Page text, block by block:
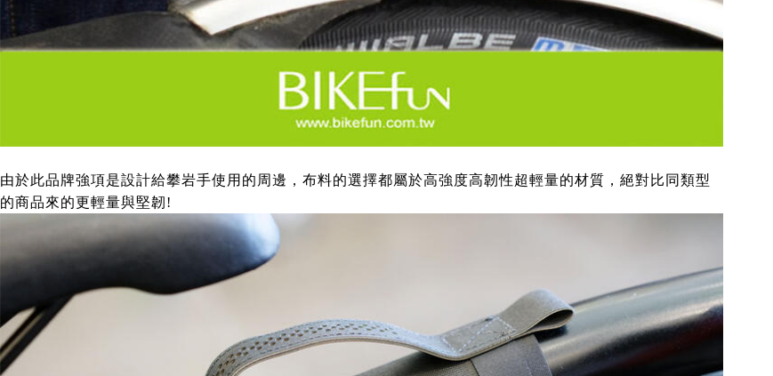
由於此品牌強項是設計給攀岩手使用的周邊，布料的選擇都屬於高強度高韌性超輕量的材質，絕對比同類型
的商品來的更輕量與堅韌!